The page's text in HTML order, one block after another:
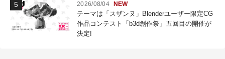
2026/08/04 NEW
テーマは「スザンヌ」Blenderユーザー限定CG
作品コンテスト「b3d創作祭」五回目の開催が
決定!